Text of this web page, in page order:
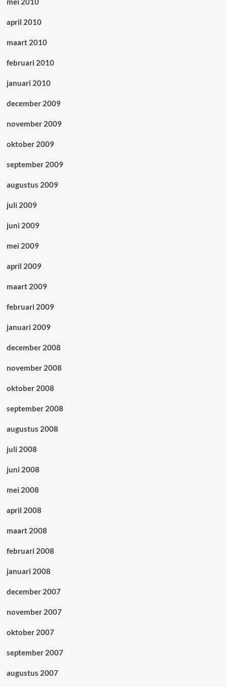
april 2010
maart 2010
februari 2010
januari 2010
december 2009
november 2009
oktober 2009
september 2009
augustus 2009
juli 2009
juni 2009
mei 2009
april 2009
maart 2009
februari 2009
januari 2009
december 2008
november 2008
oktober 2008
september 2008
augustus 2008
juli 2008
juni 2008
mei 2008
april 2008
maart 2008
februari 2008
januari 2008
december 2007
november 2007
oktober 2007
september 2007
augustus 2007